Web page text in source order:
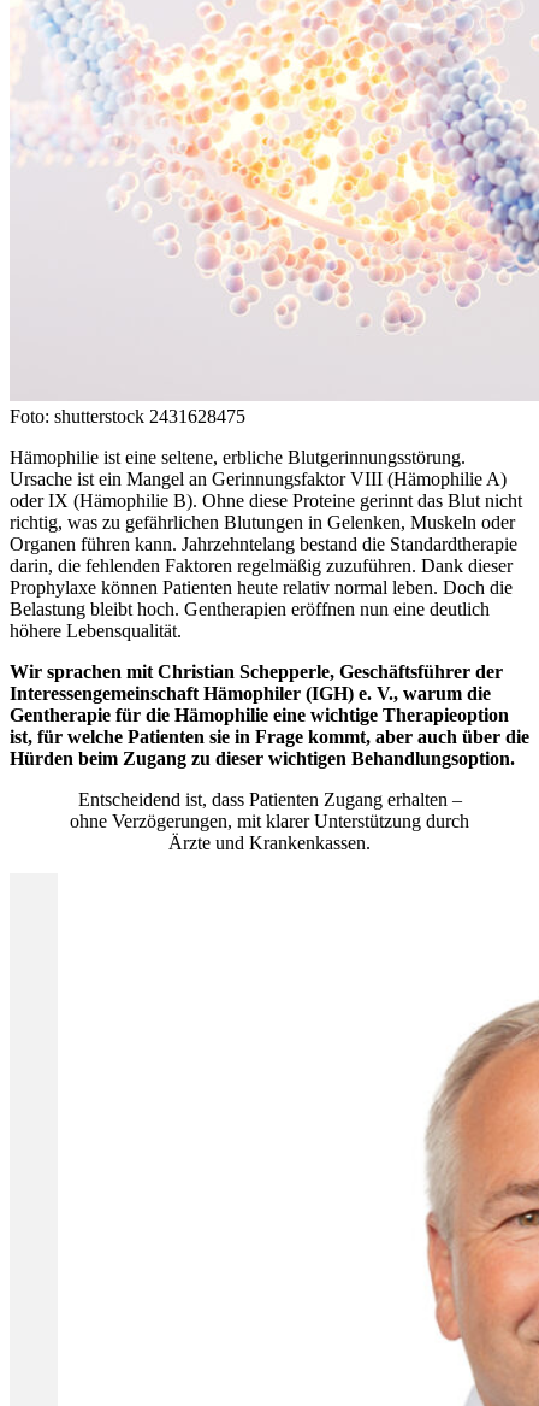
Foto: shutterstock 2431628475
Hämophilie ist eine seltene, erbliche Blutgerinnungsstörung.
Ursache ist ein Mangel an Gerinnungsfaktor VIII (Hämophilie A)
oder IX (Hämophilie B). Ohne diese Proteine gerinnt das Blut nicht
richtig, was zu gefährlichen Blutungen in Gelenken, Muskeln oder
Organen führen kann. Jahrzehntelang bestand die Standardtherapie
darin, die fehlenden Faktoren regelmäßig zuzuführen. Dank dieser
Prophylaxe können Patienten heute relativ normal leben. Doch die
Belastung bleibt hoch. Gentherapien eröffnen nun eine deutlich
höhere Lebensqualität.
Wir sprachen mit Christian Schepperle, Geschäftsführer der
Interessengemeinschaft Hämophiler (IGH) e. V., warum die
Gentherapie für die Hämophilie eine wichtige Therapieoption
ist, für welche Patienten sie in Frage kommt, aber auch über die
Hürden beim Zugang zu dieser wichtigen Behandlungsoption.
Entscheidend ist, dass Patienten Zugang erhalten –
ohne Verzögerungen, mit klarer Unterstützung durch
Ärzte und Krankenkassen.